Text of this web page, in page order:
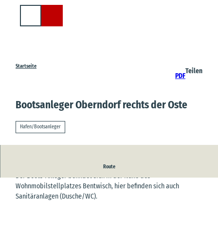
Startseite
PDF
Teilen
Bootsanleger Oberndorf rechts der Oste
Hafen/Bootsanleger
Route
Der Boots-Anleger befindet sich in der Nähe des
Wohnmobilstellplatzes Bentwisch, hier befinden sich auch
Sanitäranlagen (Dusche/WC).